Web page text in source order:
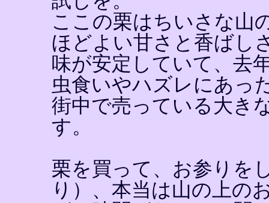
ここの栗はちいさな山
ほどよい甘さと香ばし
味が安定していて、去
虫食いやハズレにあっ
街中で売っている大き
す。
栗を買って、お参りを
り）、本当は山の上の